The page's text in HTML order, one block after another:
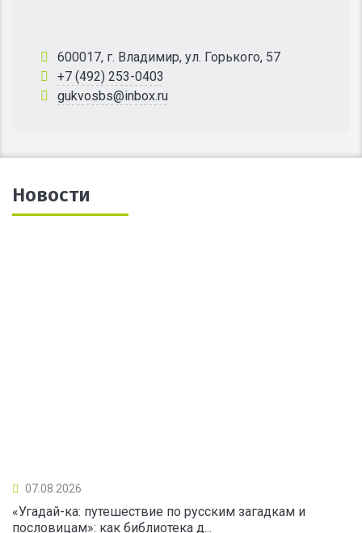
600017, г. Владимир, ул. Горького, 57
+7 (492) 253-0403
gukvosbs@inbox.ru
Новости
07.08.2026
«Угадай-ка: путешествие по русским загадкам и
пословицам»: как библиотека д...